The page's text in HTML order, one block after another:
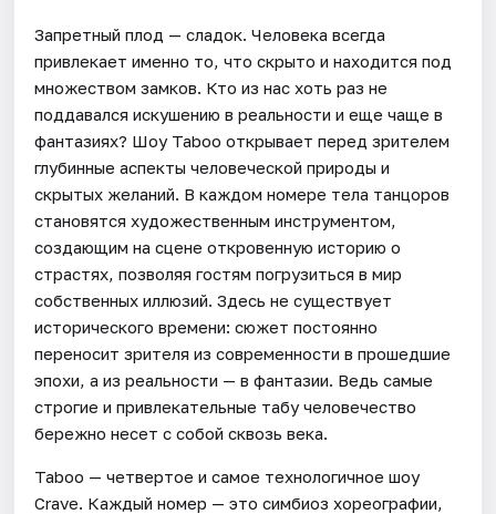
Запретный плод — сладок. Человека всегда
привлекает именно то, что скрыто и находится под
множеством замков. Кто из нас хоть раз не
поддавался искушению в реальности и еще чаще в
фантазиях? Шоу Taboo открывает перед зрителем
глубинные аспекты человеческой природы и
скрытых желаний. В каждом номере тела танцоров
становятся художественным инструментом,
создающим на сцене откровенную историю о
страстях, позволяя гостям погрузиться в мир
собственных иллюзий. Здесь не существует
исторического времени: сюжет постоянно
переносит зрителя из современности в прошедшие
эпохи, а из реальности — в фантазии. Ведь самые
строгие и привлекательные табу человечество
бережно несет с собой сквозь века.
Taboo — четвертое и самое технологичное шоу
Crave. Каждый номер — это симбиоз хореографии,